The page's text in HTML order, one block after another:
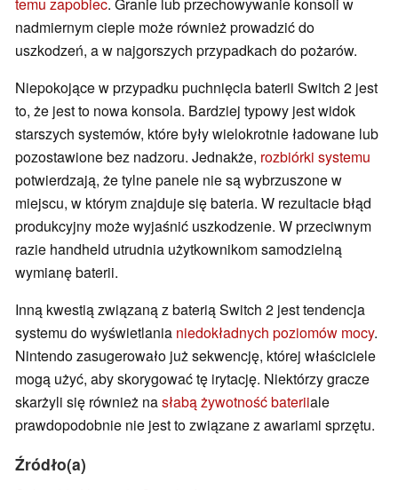
temu zapobiec. Granie lub przechowywanie konsoli w
nadmiernym cieple może również prowadzić do
uszkodzeń, a w najgorszych przypadkach do pożarów.
Niepokojące w przypadku puchnięcia baterii Switch 2 jest
to, że jest to nowa konsola. Bardziej typowy jest widok
starszych systemów, które były wielokrotnie ładowane lub
pozostawione bez nadzoru. Jednakże, rozbiórki systemu
potwierdzają, że tylne panele nie są wybrzuszone w
miejscu, w którym znajduje się bateria. W rezultacie błąd
produkcyjny może wyjaśnić uszkodzenie. W przeciwnym
razie handheld utrudnia użytkownikom samodzielną
wymianę baterii.
Inną kwestią związaną z baterią Switch 2 jest tendencja
systemu do wyświetlania niedokładnych poziomów mocy.
Nintendo zasugerowało już sekwencję, której właściciele
mogą użyć, aby skorygować tę irytację. Niektórzy gracze
skarżyli się również nasłabą żywotność bateriiale
prawdopodobnie nie jest to związane z awariami sprzętu.
Źródło(a)